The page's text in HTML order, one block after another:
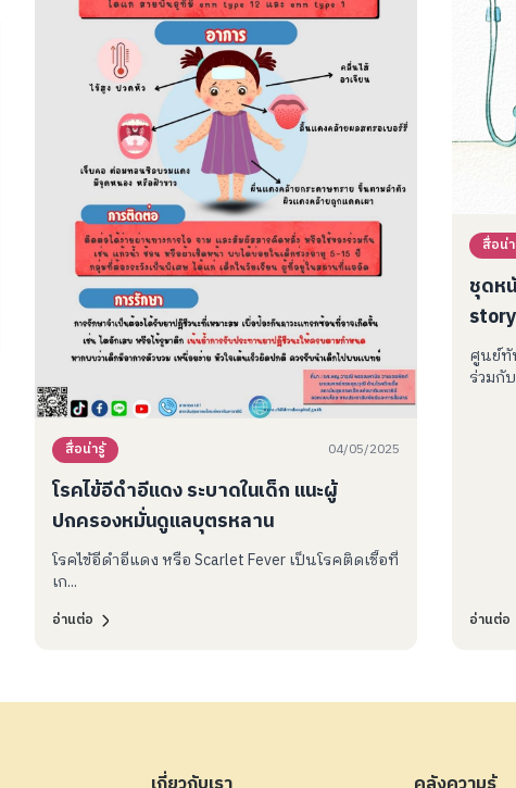
สื่อน่ารู้ 04/05/2025
โรคไข้อีดำอีแดง ระบาดในเด็ก แนะผู้
ปกครองหมั่นดูแลบุตรหลาน
โรคไข้อีดำอีแดง หรือ Scarlet Fever เป็นโรคติดเชื้อที่
เก...
อ่านต่อ
สื่อน่
ชุดห
“ฉัน
ศูนย์ทั
ร่วมกั
อ่านต่อ